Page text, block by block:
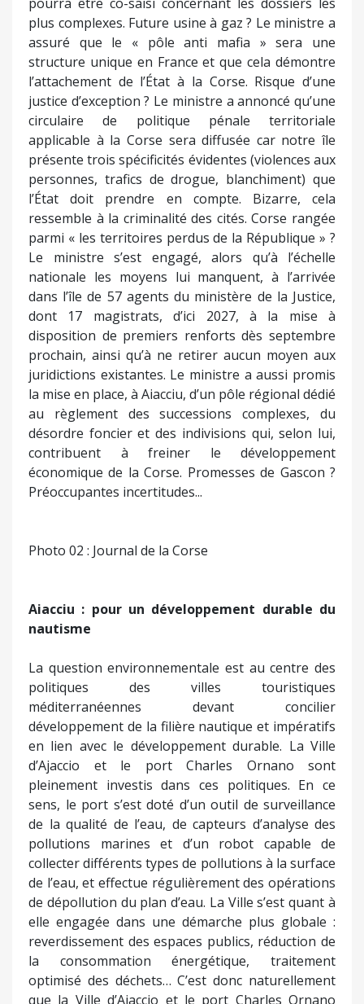
plus complexes. Future usine à gaz ? Le ministre a
assuré que le « pôle anti mafia » sera une
structure unique en France et que cela démontre
l’attachement de l’État à la Corse. Risque d’une
justice d’exception ? Le ministre a annoncé qu’une
circulaire de politique pénale territoriale
applicable à la Corse sera diffusée car notre île
présente trois spécificités évidentes (violences aux
personnes, trafics de drogue, blanchiment) que
l’État doit prendre en compte. Bizarre, cela
ressemble à la criminalité des cités. Corse rangée
parmi « les territoires perdus de la République » ?
Le ministre s’est engagé, alors qu’à l’échelle
nationale les moyens lui manquent, à l’arrivée
dans l’île de 57 agents du ministère de la Justice,
dont 17 magistrats, d’ici 2027, à la mise à
disposition de premiers renforts dès septembre
prochain, ainsi qu’à ne retirer aucun moyen aux
juridictions existantes. Le ministre a aussi promis
la mise en place, à Aiacciu, d’un pôle régional dédié
au règlement des successions complexes, du
désordre foncier et des indivisions qui, selon lui,
contribuent à freiner le développement
économique de la Corse. Promesses de Gascon ?
Préoccupantes incertitudes...
Photo 02 : Journal de la Corse
Aiacciu : pour un développement durable du
nautisme
La question environnementale est au centre des
politiques des villes touristiques
méditerranéennes devant concilier
développement de la filière nautique et impératifs
en lien avec le développement durable. La Ville
d’Ajaccio et le port Charles Ornano sont
pleinement investis dans ces politiques. En ce
sens, le port s’est doté d’un outil de surveillance
de la qualité de l’eau, de capteurs d’analyse des
pollutions marines et d’un robot capable de
collecter différents types de pollutions à la surface
de l’eau, et effectue régulièrement des opérations
de dépollution du plan d’eau. La Ville s’est quant à
elle engagée dans une démarche plus globale :
reverdissement des espaces publics, réduction de
la consommation énergétique, traitement
optimisé des déchets… C’est donc naturellement
que la Ville d’Ajaccio et le port Charles Ornano